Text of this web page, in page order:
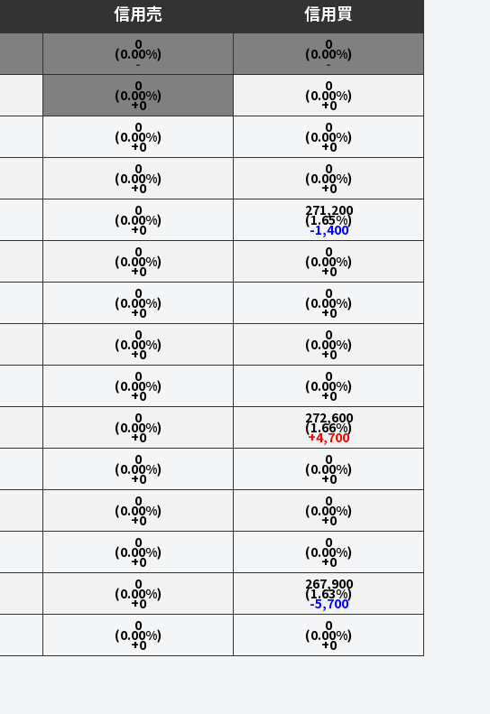
信用売 信用買
0
(0.00%)
-
0
(0.00%)
-
0
(0.00%)
+0
0
(0.00%)
+0
0
(0.00%)
+0
0
(0.00%)
+0
0
(0.00%)
+0
0
(0.00%)
+0
0
(0.00%)
+0
271,200
(1.65%)
-1,400
0
(0.00%)
+0
0
(0.00%)
+0
0
(0.00%)
+0
0
(0.00%)
+0
0
(0.00%)
+0
0
(0.00%)
+0
0
(0.00%)
+0
0
(0.00%)
+0
0
(0.00%)
+0
272,600
(1.66%)
+4,700
0
(0.00%)
+0
0
(0.00%)
+0
0
(0.00%)
+0
0
(0.00%)
+0
0
(0.00%)
+0
0
(0.00%)
+0
0
(0.00%)
+0
267,900
(1.63%)
-5,700
0
(0.00%)
+0
0
(0.00%)
+0